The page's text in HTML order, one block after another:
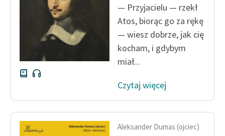
E-kolekcja lektur
szkolnych i literatury do
słuchania dla uczennic i
uczniów z
niepełnosprawnościami
Feministyczne inspiracje.
skandynawskiej literatury
feministycznej
Ręce pełne poezji
— Przyjacielu — rzekł
Atos, biorąc go za rękę
— wiesz dobrze, jak cię
kocham, i gdybym
miał...
Czytaj więcej
Aleksander Dumas (ojciec)